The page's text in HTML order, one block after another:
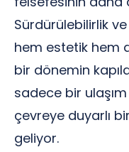
Sürdürülebilirlik
hem estetik hem
bir dönemin
sadece bir
çevreye duyarlı
geliyor.